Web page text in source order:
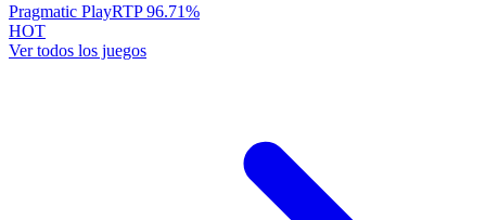
Pragmatic PlayRTP96.71%
HOT
Ver todos los juegos